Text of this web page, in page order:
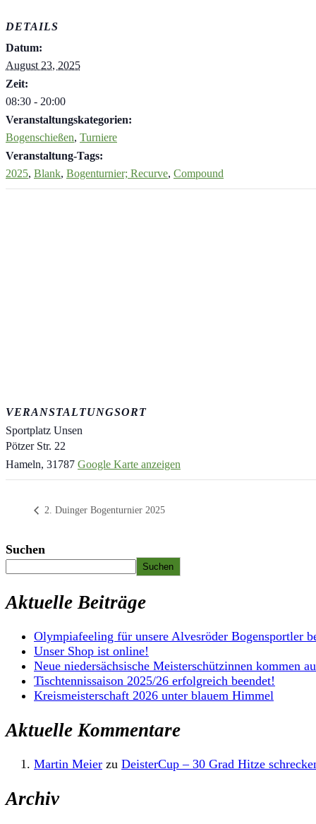
DETAILS
Datum:
August 23, 2025
Zeit:
08:30 - 20:00
Veranstaltungskategorien:
Bogenschießen, Turniere
Veranstaltung-Tags:
2025, Blank, Bogenturnier; Recurve, Compound
VERANSTALTUNGSORT
Sportplatz Unsen
Pötzer Str. 22
Hameln, 31787 Google Karte anzeigen
2. Duinger Bogenturnier 2025
Suchen
Suchen
Aktuelle Beiträge
Olympiafeeling für unsere Alvesröder Bogensportler
Unser Shop ist online!
Neue niedersächsische Meisterschützinnen kommen
Tischtennissaison 2025/26 erfolgreich beendet!
Kreismeisterschaft 2026 unter blauem Himmel
Aktuelle Kommentare
Martin Meier zu DeisterCup – 30 Grad Hitze
Archiv